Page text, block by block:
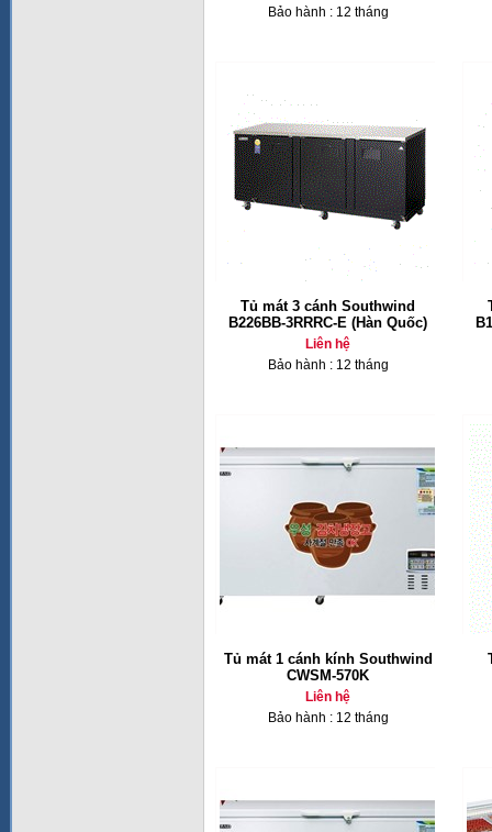
Bảo hành : 12 tháng
Tủ mát 3 cánh Southwind
B226BB-3RRRC-E (Hàn Quốc)
Liên hệ
Bảo hành : 12 tháng
Tủ mát 1 cánh kính Southwind
CWSM-570K
Liên hệ
Bảo hành : 12 tháng